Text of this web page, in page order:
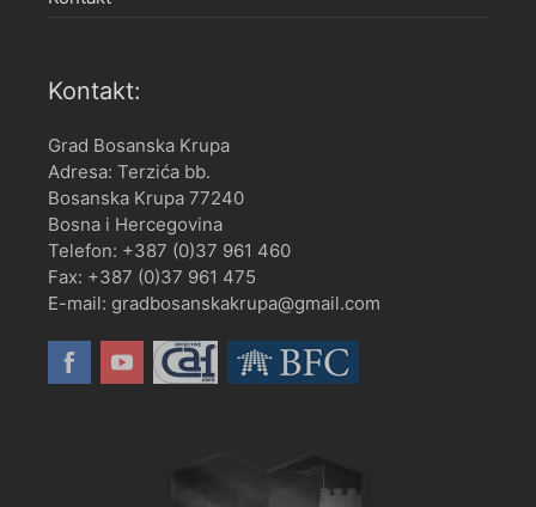
Kontakt:
Grad Bosanska Krupa
Adresa: Terzića bb.
Bosanska Krupa 77240
Bosna i Hercegovina
Telefon: +387 (0)37 961 460
Fax: +387 (0)37 961 475
E-mail: gradbosanskakrupa@gmail.com